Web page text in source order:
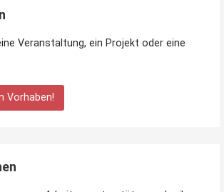
Veranstaltung, ein Projekt oder eine
Vorhaben!